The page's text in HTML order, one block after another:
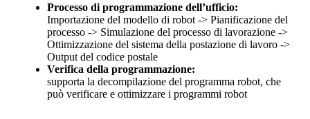
Processo di programmazione dell’ufficio:
Importazione del modello di robot -> Pianificazione del
processo -> Simulazione del processo di lavorazione ->
Ottimizzazione del sistema della postazione di lavoro ->
Output del codice postale
Verifica della programmazione:
supporta la decompilazione del programma robot, che
può verificare e ottimizzare i programmi robot